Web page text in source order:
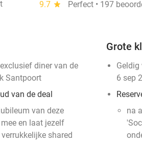
9.7 star
Perfect • 197
diner van de
Santpoort
van de deal
van deze
en laat jezelf
shared
Grote
6 sep
na